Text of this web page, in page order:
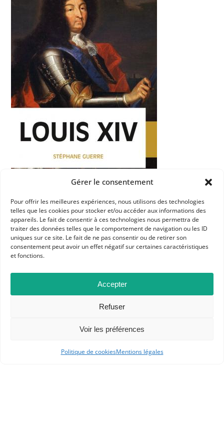
Gérer le consentement
Pour offrir les meilleures expériences, nous utilisons des technologies
telles que les cookies pour stocker et/ou accéder aux informations des
appareils. Le fait de consentir à ces technologies nous permettra de
traiter des données telles que le comportement de navigation ou les ID
uniques sur ce site. Le fait de ne pas consentir ou de retirer son
consentement peut avoir un effet négatif sur certaines caractéristiques
et fonctions.
Accepter
Refuser
Voir les préférences
Politique de cookiesMentions légales
Dans les catégories
ACTUALITÉS
COMPTE-RENDU DE LECTURE